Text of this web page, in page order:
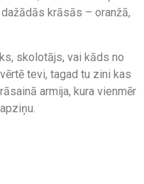
krāsās – oranžā,
skolotājs, vai kāds no
tevi, tagad tu zini kas
armija, kura vienmēr